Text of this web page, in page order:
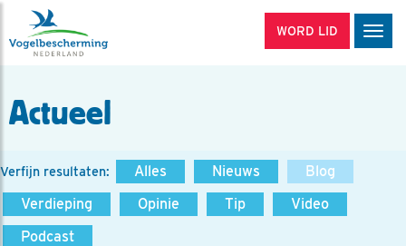
WORD LID
Actueel
Verfijn resultaten: Alles Nieuws
Blog
Verdieping
Opinie Tip
Video
Podcast